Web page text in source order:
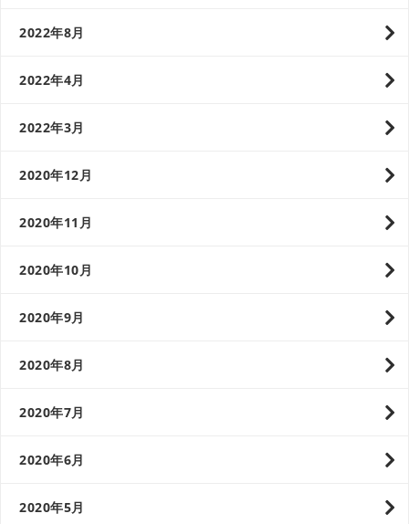
2022年8月
2022年4月
2022年3月
2020年12月
2020年11月
2020年10月
2020年9月
2020年8月
2020年7月
2020年6月
2020年5月